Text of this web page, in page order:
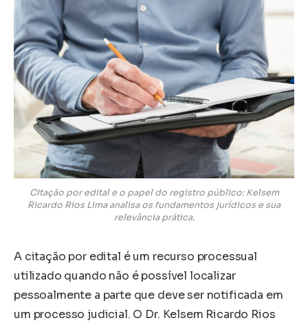
Citação por edital e o papel do registro público: Kelsem
Ricardo Rios Lima analisa os fundamentos jurídicos e sua
relevância prática.
A citação por edital é um recurso processual
utilizado quando não é possível localizar
pessoalmente a parte que deve ser notificada em
um processo judicial. O Dr. Kelsem Ricardo Rios